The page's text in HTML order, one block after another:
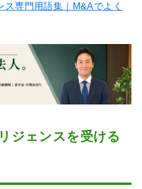
ス専門用語集｜M&Aでよく
ジェンスを受ける